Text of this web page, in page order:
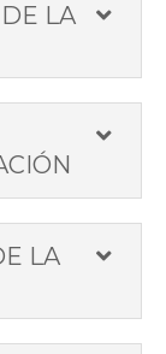
LA
LA